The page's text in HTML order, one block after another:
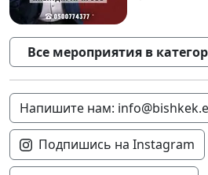
Все мероприятия в
Напишите нам:
Подпишись на Instagram